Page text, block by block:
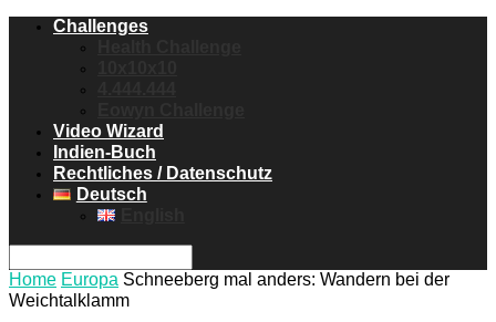
Challenges
Video Wizard
Indien-Buch
Rechtliches / Datenschutz
Deutsch
Home Europa Schneeberg mal anders: Wandern bei der
Weichtalklamm